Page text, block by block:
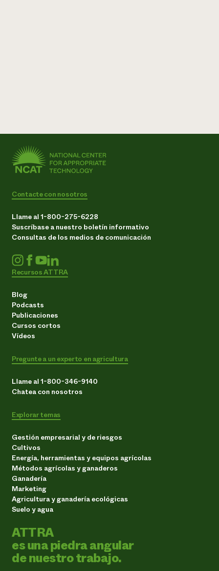
Contacte con nosotros
Llame al 1-800-275-6228
Suscríbase a nuestro boletín informativo
Consultas de los medios de comunicación
Recursos ATTRA
Blog
Podcasts
Publicaciones
Cursos cortos
Vídeos
Pregunte a un experto en agricultura
Llame al 1-800-346-9140
Chatea con nosotros
Explorar temas
Gestión empresarial y de riesgos
Cultivos
Energía, herramientas y equipos agrícolas
Métodos agrícolas y ganaderos
Ganadería
Marketing
Agricultura y ganadería ecológicas
Suelo y agua
ATTRA
es una piedra angular
de nuestro trabajo.